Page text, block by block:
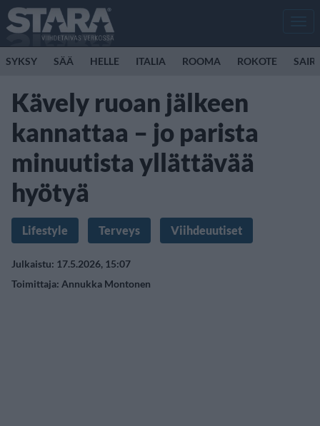
SYKSY SÄÄ HELLE ITALIA ROOMA ROKOTE
Kävely ruoan jälkeen
kannattaa – jo parista
minuutista yllättävää
hyötyä
Lifestyle Terveys Viihdeuutiset
Julkaistu: 17.5.2026, 15:07
Toimittaja: Annukka Montonen